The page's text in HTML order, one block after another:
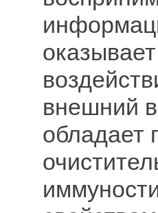
внешний
обладает